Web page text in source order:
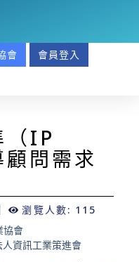
會 會員登入
（IP
問需求
瀏覽人數: 115
協會
資訊工業策進會